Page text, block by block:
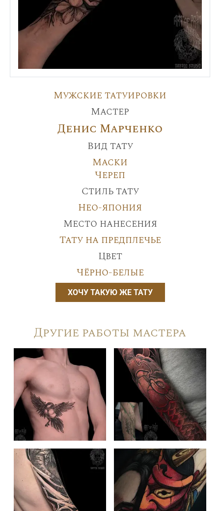
Мужские татуировки
Мастер
Денис Марченко
Вид тату
Маски
Череп
Стиль тату
Нео-япония
Место нанесения
Тату на предплечье
Цвет
Чёрно-белые
ХОЧУ ТАКУЮ ЖЕ ТАТУ
Другие работы мастера